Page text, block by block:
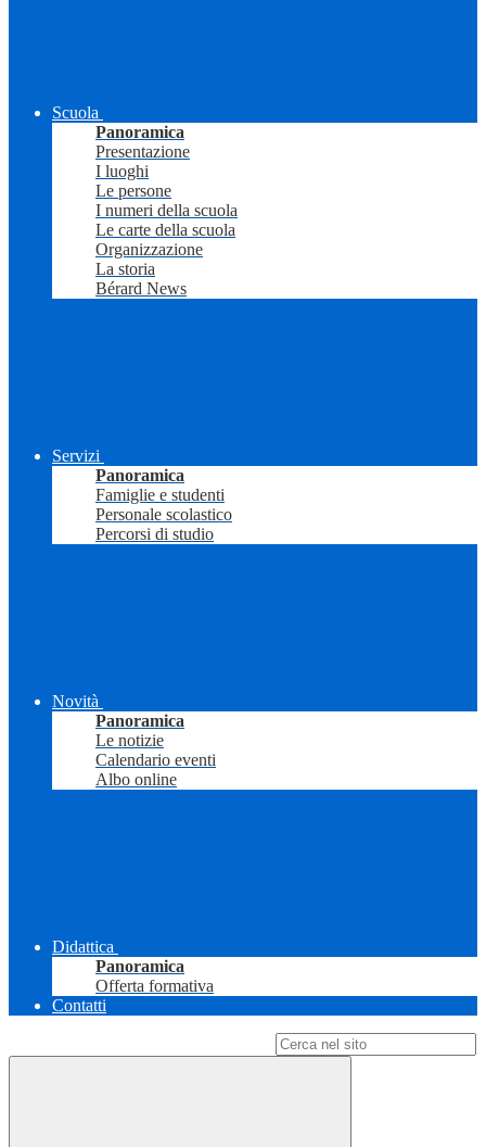
Scuola
Panoramica
Presentazione
I luoghi
Le persone
I numeri della scuola
Le carte della scuola
Organizzazione
La storia
Bérard News
Servizi
Panoramica
Famiglie e studenti
Personale scolastico
Percorsi di studio
Novità
Panoramica
Le notizie
Calendario eventi
Albo online
Didattica
Panoramica
Offerta formativa
Contatti